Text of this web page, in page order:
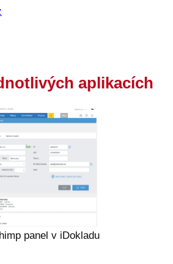
aplikacích
panel v iDokladu